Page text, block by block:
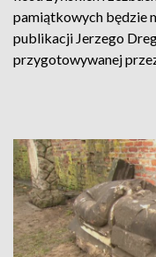
pamiątkowych będzie
publikacji Jerzego
przygotowywanej